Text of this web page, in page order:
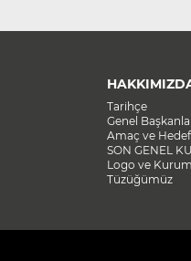
Tarihçe
Genel
Amaç ve
SON GENEL
Logo ve
Tüzüğümüz